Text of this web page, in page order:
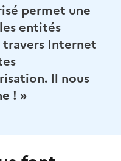
permet une
entités
travers Internet
Il nous
! »